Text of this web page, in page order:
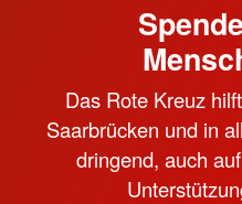
Das Rote Kreuz
Saarbrücken und in
dringend, auch